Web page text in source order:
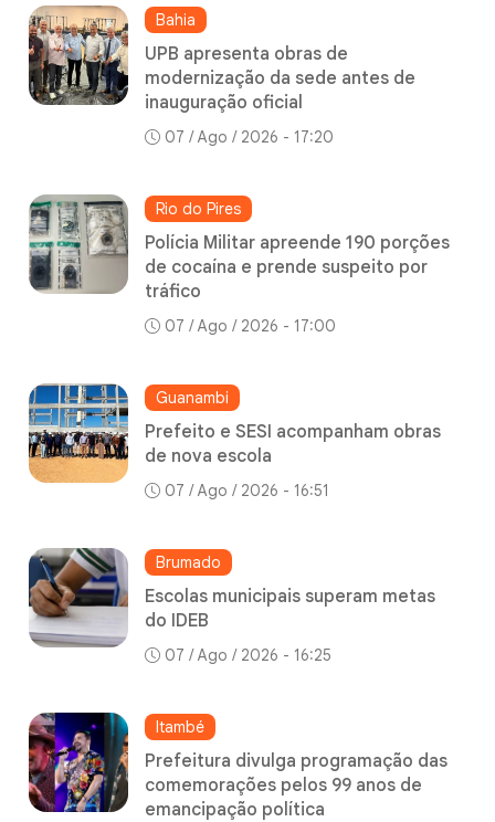
Bahia
UPB apresenta obras de
modernização da sede antes de
inauguração oficial
07 / Ago / 2026 - 17:20
Rio do Pires
Polícia Militar apreende 190 porções
de cocaína e prende suspeito por
tráfico
07 / Ago / 2026 - 17:00
Guanambi
Prefeito e SESI acompanham obras
de nova escola
07 / Ago / 2026 - 16:51
Brumado
Escolas municipais superam metas
do IDEB
07 / Ago / 2026 - 16:25
Itambé
Prefeitura divulga programação das
comemorações pelos 99 anos de
emancipação política